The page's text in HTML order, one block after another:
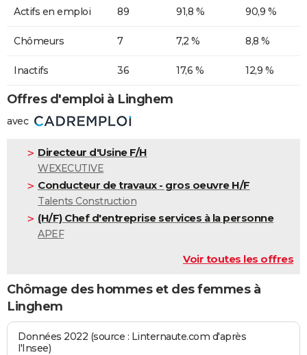
Actifs en emploi 89 91,8 % 90,9 %
Chômeurs 7 7,2 % 8,8 %
Inactifs 36 17,6 % 12,9 %
Offres d'emploi à Linghem
avec
Directeur d'Usine F/H
WEXECUTIVE
Conducteur de travaux - gros oeuvre H/F
Talents Construction
(H/F) Chef d'entreprise services à la personne
APEF
Voir toutes les offres
Chômage des hommes et des femmes à
Linghem
Données 2022 (source : Linternaute.com d'après
l'Insee)